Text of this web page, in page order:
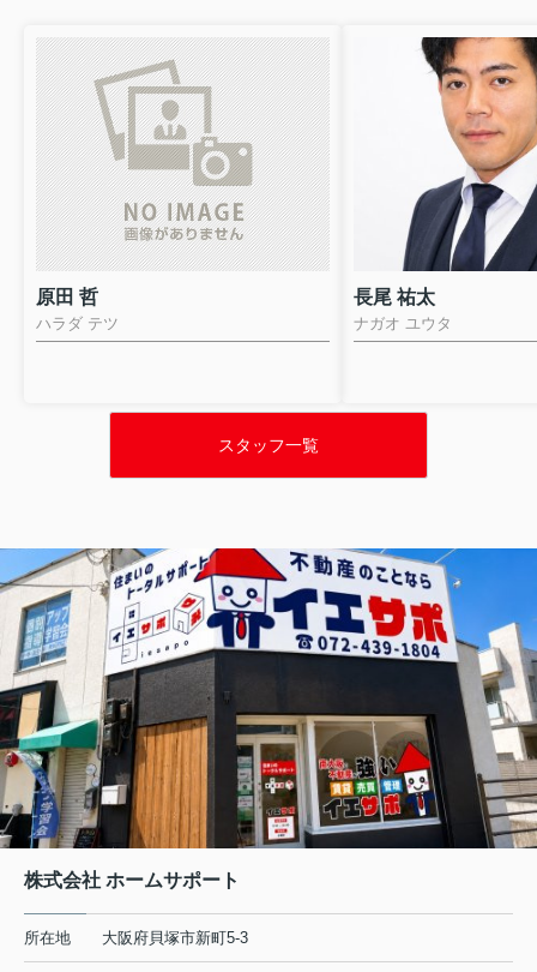
原田 哲
ハラダ テツ
長尾 祐太
ナガオ ユウタ
スタッフ一覧
株式会社 ホームサポート
所在地 大阪府貝塚市新町5-3